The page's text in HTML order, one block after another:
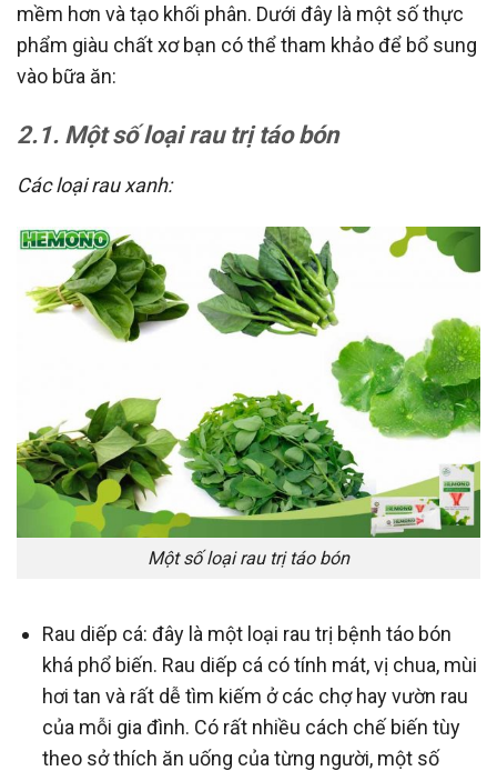
mềm hơn và tạo khối phân. Dưới đây là một số thực
phẩm giàu chất xơ bạn có thể tham khảo để bổ sung
vào bữa ăn:
2.1. Một số loại rau trị táo bón
Các loại rau xanh:
Một số loại rau trị táo bón
Rau diếp cá: đây là một loại rau trị bệnh táo bón
khá phổ biến. Rau diếp cá có tính mát, vị chua, mùi
hơi tan và rất dễ tìm kiếm ở các chợ hay vườn rau
của mỗi gia đình. Có rất nhiều cách chế biến tùy
theo sở thích ăn uống của từng người, một số